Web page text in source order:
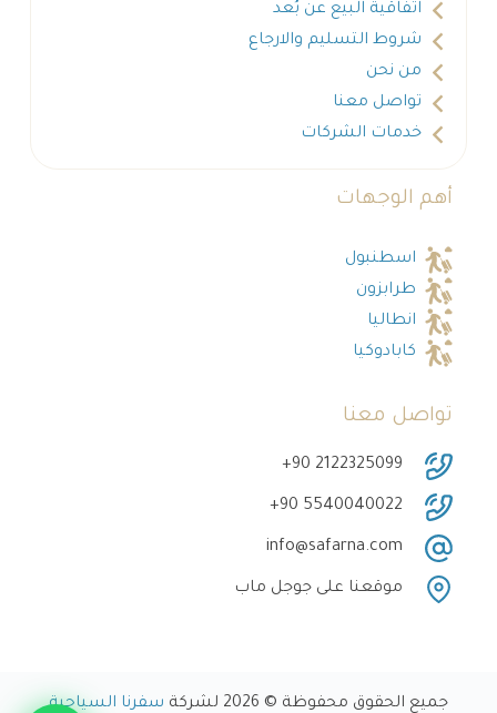
اتفاقية البيع عن بُعد
شروط التسليم والارجاع
من نحن
تواصل معنا
خدمات الشركات
أهم الوجهات
اسطنبول
طرابزون
انطاليا
كابادوكيا
تواصل معنا
‎+90 2122325099
‎+90 5540040022
info@safarna.com
موقعنا على جوجل ماب
جميع الحقوق محفوظة © 2026 لشركة سفرنا السياحية